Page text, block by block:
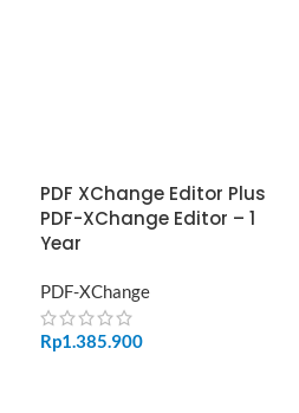
PDF XChange Editor Plus
PDF-XChange Editor – 1
Year
PDF-XChange
Rp1.385.900